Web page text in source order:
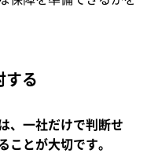
する
、一社だけで判断せ
ことが大切です。